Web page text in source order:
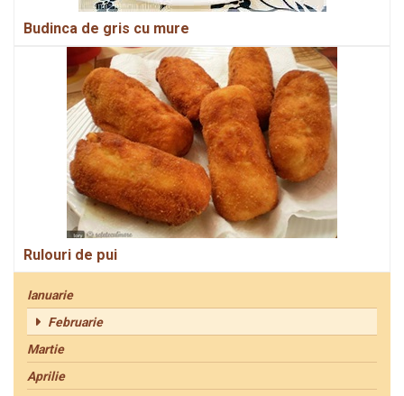
Budinca de gris cu mure
Rulouri de pui
Ianuarie
Februarie
Martie
Aprilie